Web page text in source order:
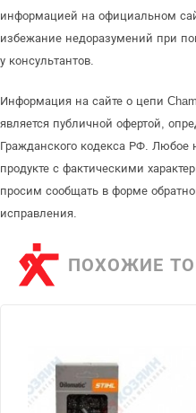
информацией на официальном
избежание недоразумений при
у консультантов.
Информация на сайте о цепи
является публичной офертой,
Гражданского кодекса РФ. Любое
продукте с фактическими
просим сообщать в форме
исправления.
ПОХОЖИЕ